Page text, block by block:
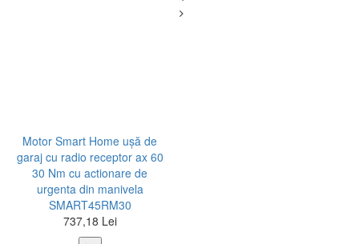
Motor Smart Home ușă de
garaj cu radio receptor ax 60
30 Nm cu actionare de
urgenta din manivela
SMART45RM30
737,18 Lei